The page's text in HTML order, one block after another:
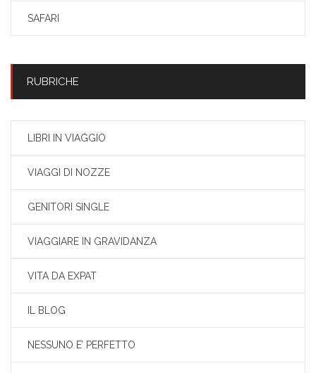
SAFARI
RUBRICHE
LIBRI IN VIAGGIO
VIAGGI DI NOZZE
GENITORI SINGLE
VIAGGIARE IN GRAVIDANZA
VITA DA EXPAT
IL BLOG
NESSUNO E’ PERFETTO